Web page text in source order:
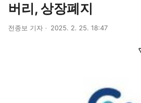
버리, 상장폐지
전종보 기자 2025. 2. 25. 18:47